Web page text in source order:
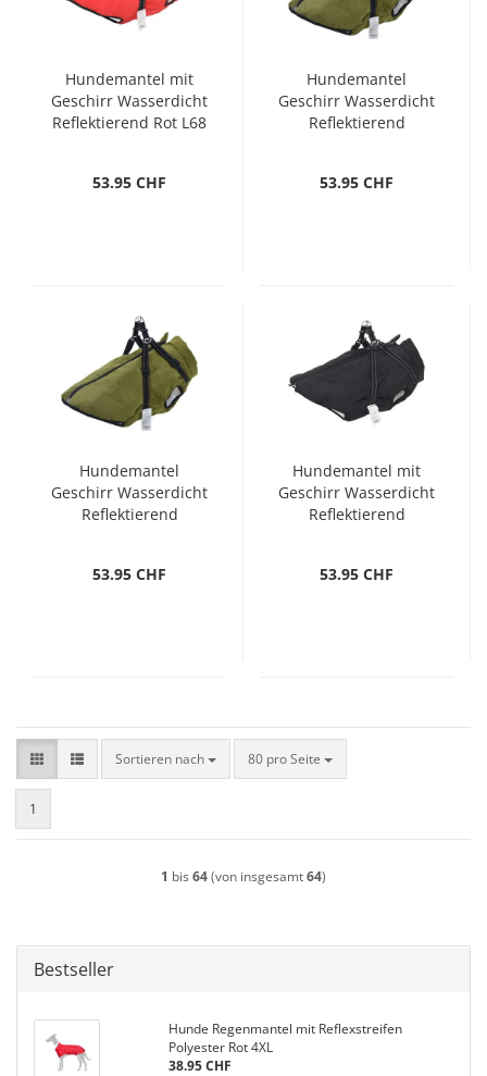
Hundemantel mit
Geschirr Wasserdicht
Reflektierend Rot L68
53.95 CHF
Hundemantel
Geschirr Wasserdicht
Reflektierend
53.95 CHF
Hundemantel
Geschirr Wasserdicht
Reflektierend
53.95 CHF
Hundemantel mit
Geschirr Wasserdicht
Reflektierend
53.95 CHF
Sortieren nach
Sortieren nach 80 pro Seite
pro Seite
1
1 bis 64(von insgesamt64)
Bestseller
Hunde Regenmantel mit Reflexstreifen
Polyester Rot 4XL
38.95 CHF